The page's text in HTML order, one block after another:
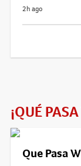
2h ago
¡QUÉ
Que Pasa